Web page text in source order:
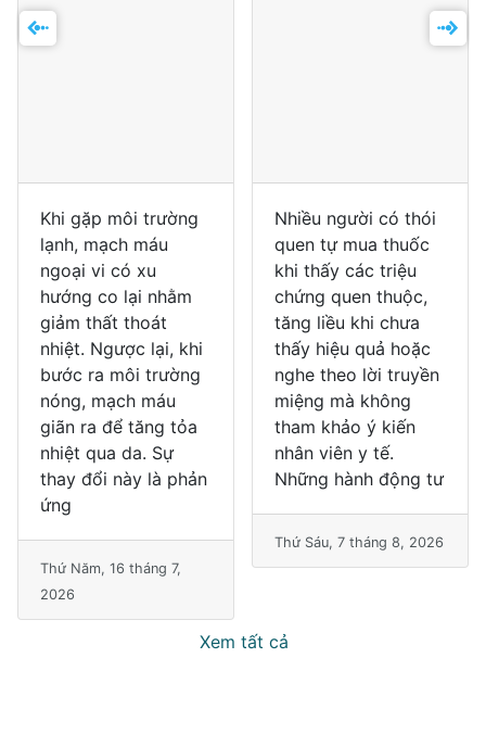
Khi gặp môi trường
lạnh, mạch máu
ngoại vi có xu
hướng co lại nhằm
giảm thất thoát
nhiệt. Ngược lại, khi
bước ra môi trường
nóng, mạch máu
giãn ra để tăng tỏa
nhiệt qua da. Sự
thay đổi này là phản
ứng
Thứ Năm, 16 tháng 7,
2026
Nhiều người có thói
quen tự mua thuốc
khi thấy các triệu
chứng quen thuộc,
tăng liều khi chưa
thấy hiệu quả hoặc
nghe theo lời truyền
miệng mà không
tham khảo ý kiến
nhân viên y tế.
Những hành động tư
Thứ Sáu, 7 tháng 8, 2026
Xem tất cả